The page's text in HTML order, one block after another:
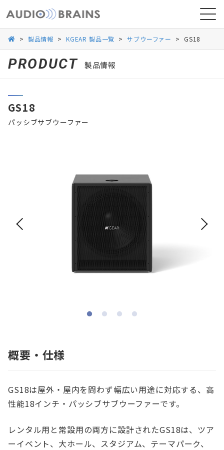
導入事例
お問い合わせ
> 製品情報 > KGEAR 製品一覧 > サブウーファー > GS18
PRODUCT 製品情報
GS18
パッシブサブウーファー
概要・仕様
GS18は屋外・屋内を問わず幅広い用途に対応する、高
性能18インチ・パッシブサブウーファーです。
レンタル用と常設用の両方に設計されたGS18は、ツア
ーイベント、大ホール、スタジアム、テーマパーク、